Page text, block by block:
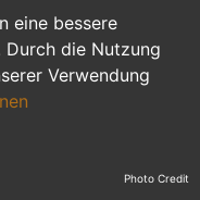
eine bessere
die Nutzung
Verwendung
Photo Credit